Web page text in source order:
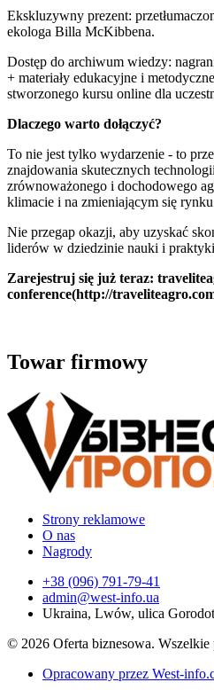
Ekskluzywny prezent:
ekologa Billa McKibbena.
Dostęp do archiwum wiedzy:
+ materiały edukacyjne i
stworzonego kursu online dla
Dlaczego warto dołączyć?
To nie jest tylko wydarzenie - to
znajdowania skutecznych
zrównoważonego i dochodowego
klimacie i na zmieniającym się
Nie przegap okazji, aby uzyskać
liderów w dziedzinie nauki i
Zarejestruj się już teraz:
conference(http://
Towar firmowy
Strony reklamowe
O nas
Nagrody
+38 (096) 791-79-41
admin@west-info.ua
Ukraina, Lwów, ulica
© 2026 Oferta biznesowa. Wszelkie
Opracowany przez West-